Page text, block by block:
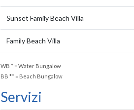
Sunset Family Beach Villa
Family Beach Villa
WB * = Water Bungalow
BB ** = Beach Bungalow
Servizi